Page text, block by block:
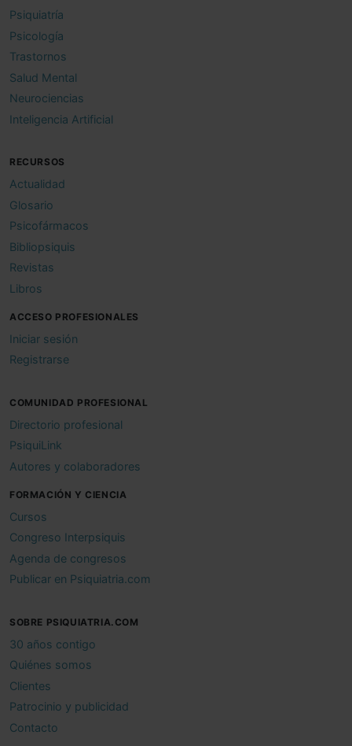
Psiquiatría
Psicología
Trastornos
Salud Mental
Neurociencias
Inteligencia Artificial
RECURSOS
Actualidad
Glosario
Psicofármacos
Bibliopsiquis
Revistas
Libros
ACCESO PROFESIONALES
Iniciar sesión
Registrarse
COMUNIDAD PROFESIONAL
Directorio profesional
PsiquiLink
Autores y colaboradores
FORMACIÓN Y CIENCIA
Cursos
Congreso Interpsiquis
Agenda de congresos
Publicar en Psiquiatria.com
SOBRE PSIQUIATRIA.COM
30 años contigo
Quiénes somos
Clientes
Patrocinio y publicidad
Contacto